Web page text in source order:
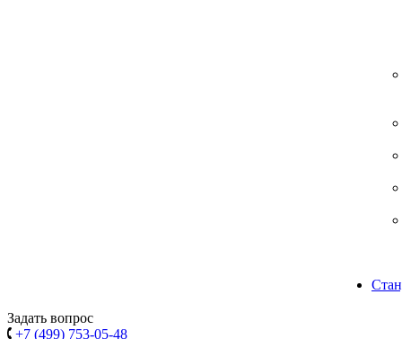
Задать вопрос
+7 (499) 753-05-48